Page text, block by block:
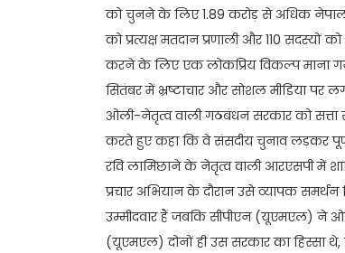
को चुनने के लिए 1.89 करोड़ से अधिक
को प्रत्यक्ष मतदान प्रणाली और 110
करने के लिए एक लोकप्रिय विकल्प माना
सितंबर में भ्रष्टाचार और सोशल मीडिया पर
ओली-नेतृत्व वाली गठबंधन सरकार को
करते हुए कहा कि वे संसदीय चुनाव लड़कर
रवि लामिछाने के नेतृत्व वाली आरएसपी में
प्रचार अभियान के दौरान उसे व्यापक समर्थन
उम्मीदवार हैं जबकि सीपीएन (यूएमएल) ने
(यूएमएल) दोनों ही उस सरकार का हिस्सा